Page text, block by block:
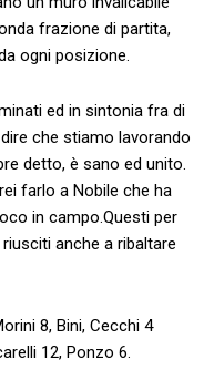
frazione di partita,
ogni posizione.
ed in sintonia fra di
che stiamo lavorando
detto, è sano ed unito.
farlo a Nobile che ha
in campo.Questi per
anche a ribaltare
8, Bini, Cecchi 4
12, Ponzo 6.